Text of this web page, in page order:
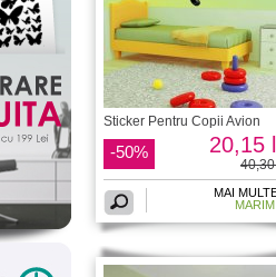
Sticker Pentru Copii Avion
-50% 20,15
MAI